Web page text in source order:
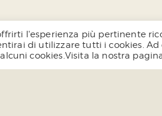
l'esperienza più pertinente
di utilizzare tutti i cookies.
cookies.Visita la nostra